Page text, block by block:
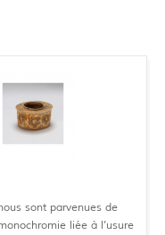
sont parvenues de
liée à l’usure